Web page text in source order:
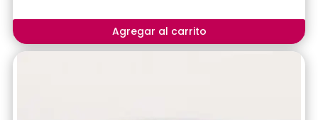
Agregar al carrito